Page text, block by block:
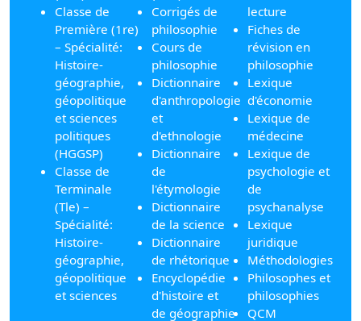
Classe de
Première (1re)
– Spécialité:
Histoire-
géographie,
géopolitique
et sciences
politiques
(HGGSP)
Classe de
Terminale
(Tle) –
Spécialité:
Histoire-
géographie,
géopolitique
et sciences
Corrigés de
philosophie
Cours de
philosophie
Dictionnaire
d'anthropologie
et
d'ethnologie
Dictionnaire
de
l'étymologie
Dictionnaire
de la science
Dictionnaire
de rhétorique
Encyclopédie
d'histoire et
de géographie
lecture
Fiches de
révision en
philosophie
Lexique
d'économie
Lexique de
médecine
Lexique de
psychologie et
de
psychanalyse
Lexique
juridique
Méthodologies
Philosophes et
philosophies
QCM